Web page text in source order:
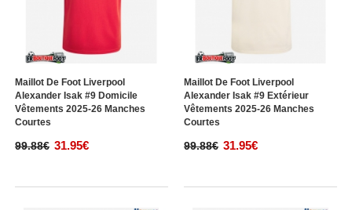
Maillot De Foot Liverpool
Alexander Isak #9 Domicile
Vêtements 2025-26 Manches
Courtes
99.88€ 31.95€
Maillot De Foot Liverpool
Alexander Isak #9 Extérieur
Vêtements 2025-26 Manches
Courtes
99.88€ 31.95€